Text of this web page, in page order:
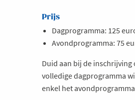
Prijs
Dagprogramma: 125
Avondprogramma: 75
Duid aan bij de inschrijving
volledige dagprogramma
enkel het
Starten
Strategie
Supply Chain
Welzijn en gezondheidszorg